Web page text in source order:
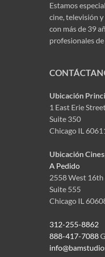
Estamos
cine, televisión
con más de 39
profesionales
Ubicación
1 East Erie
Suite 350
Chicago IL
Ubicación
A Pedido
2558 West 16th
Suite 555
Chicago IL
312-255-8862
888-417-7088